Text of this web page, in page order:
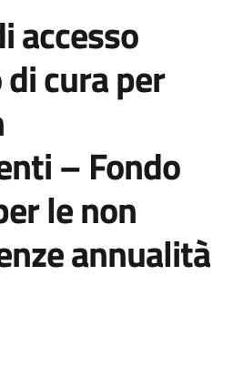
accesso
di cura per
– Fondo
le non
annualità